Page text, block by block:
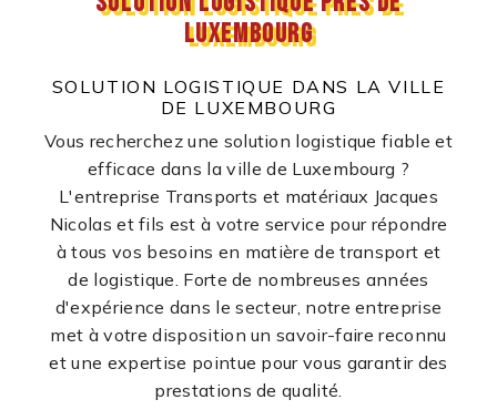
Luxembourg
SOLUTION LOGISTIQUE DANS LA VILLE
DE LUXEMBOURG
Vous recherchez une solution logistique fiable et
efficace dans la ville de Luxembourg ?
L'entreprise Transports et matériaux Jacques
Nicolas et fils est à votre service pour répondre
à tous vos besoins en matière de transport et
de logistique. Forte de nombreuses années
d'expérience dans le secteur, notre entreprise
met à votre disposition un savoir-faire reconnu
et une expertise pointue pour vous garantir des
prestations de qualité.